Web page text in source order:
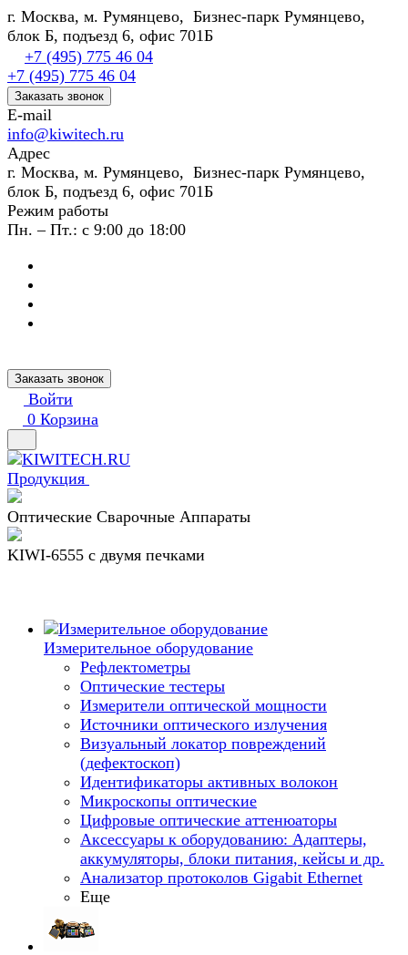
г. Москва, м. Румянцево, Бизнес-парк Румянцево,
блок Б, подъезд 6, офис 701Б
+7 (495) 775 46 04
+7 (495) 775 46 04
Заказать звонок
E-mail
info@kiwitech.ru
Адрес
г. Москва, м. Румянцево, Бизнес-парк Румянцево,
блок Б, подъезд 6, офис 701Б
Режим работы
Пн. – Пт.: с 9:00 до 18:00
Заказать звонок
Войти
0 Корзина
Продукция
Оптические Сварочные Аппараты
KIWI-6555 c двумя печками
Измерительное оборудование
Рефлектометры
Оптические тестеры
Измерители оптической мощности
Источники оптического излучения
Визуальный локатор повреждений
(дефектоскоп)
Идентификаторы активных волокон
Микроскопы оптические
Цифровые оптические аттенюаторы
Аксессуары к оборудованию: Адаптеры,
аккумуляторы, блоки питания, кейсы и др.
Анализатор протоколов Gigabit Ethernet
Еще